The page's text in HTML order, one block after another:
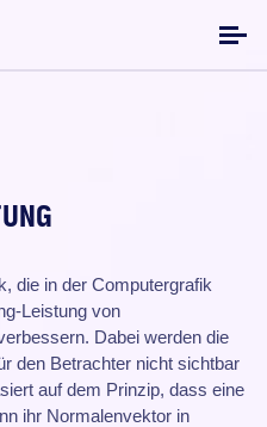
die in der Computergrafik
Leistung von
Dabei werden die
den Betrachter nicht sichtbar
auf dem Prinzip, dass eine
ihr Normalenvektor in